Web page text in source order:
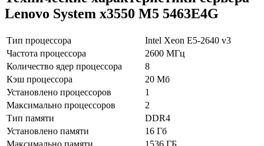
Lenovo System x3550 M5 5463E4G
Тип процессора
Intel Xeon E5-2640 v3
Частота процессора
2600 МГц
Количество ядер процессора
8
Кэш процессора
20 Мб
Установлено процессоров
1
Максимально процессоров
2
Тип памяти
DDR4
Установлено памяти
16 Гб
Максимально памяти
1536 ГБ